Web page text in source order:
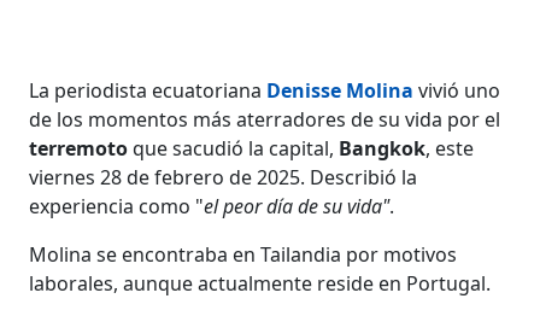
La periodista ecuatoriana Denisse Molina vivió uno
de los momentos más aterradores de su vida por el
terremotoque sacudió la capital, Bangkok, este
viernes 28 de febrero de 2025. Describió la
experiencia como "el peor día de su vida".
Molina se encontraba en Tailandia por motivos
laborales, aunque actualmente reside en Portugal.